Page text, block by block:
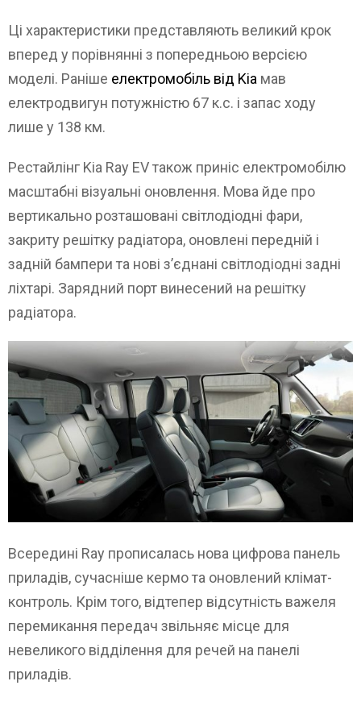
Ці характеристики представляють великий крок
вперед у порівнянні з попередньою версією
моделі. Раніше електромобіль від Kia мав
електродвигун потужністю 67 к.с. і запас ходу
лише у 138 км.
Рестайлінг Kia Ray EV також приніс електромобілю
масштабні візуальні оновлення. Мова йде про
вертикально розташовані світлодіодні фари,
закриту решітку радіатора, оновлені передній і
задній бампери та нові з’єднані світлодіодні задні
ліхтарі. Зарядний порт винесений на решітку
радіатора.
Всередині Ray прописалась нова цифрова панель
приладів, сучасніше кермо та оновлений клімат-
контроль. Крім того, відтепер відсутність важеля
перемикання передач звільняє місце для
невеликого відділення для речей на панелі
приладів.